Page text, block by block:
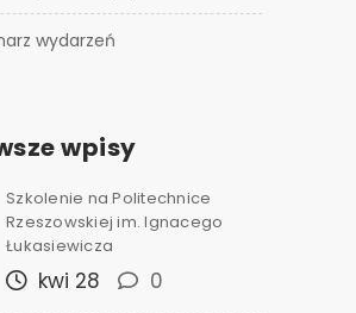
wydarzeń
wpisy
Szkolenie na Politechnice
Rzeszowskiej im. Ignacego
Łukasiewicza
kwi 28 0